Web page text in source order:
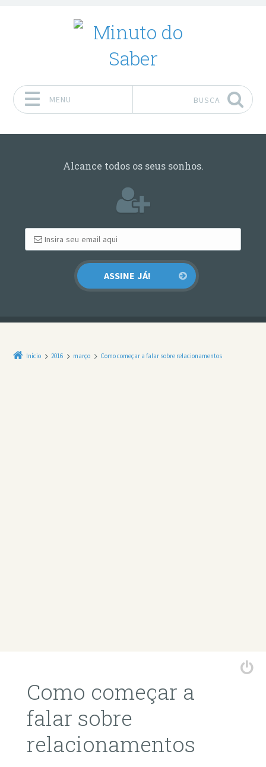
MENU BUSCA
Alcance todos os seus sonhos.
Início 2016 março Como começar a falar sobre relacionamentos
Como começar a
falar sobre
relacionamentos